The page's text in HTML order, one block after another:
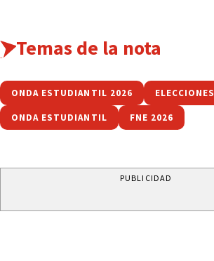
Temas de la nota
ONDA ESTUDIANTIL 2026 ELECCIONES
ONDA ESTUDIANTIL FNE 2026
PUBLICIDAD